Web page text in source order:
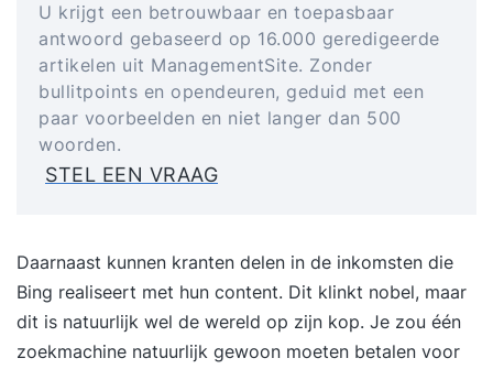
U krijgt een betrouwbaar en toepasbaar
antwoord gebaseerd op 16.000 geredigeerde
artikelen uit ManagementSite. Zonder
bullitpoints en opendeuren, geduid met een
paar voorbeelden en niet langer dan 500
woorden.
STEL EEN VRAAG
Daarnaast kunnen kranten delen in de inkomsten die
Bing realiseert met hun content. Dit klinkt nobel, maar
dit is natuurlijk wel de wereld op zijn kop. Je zou één
zoekmachine natuurlijk gewoon moeten betalen voor